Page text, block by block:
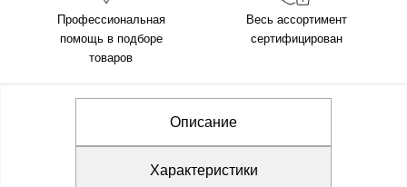
Профессиональная
помощь в подборе
товаров
Весь ассортимент
сертифицирован
Описание
Характеристики